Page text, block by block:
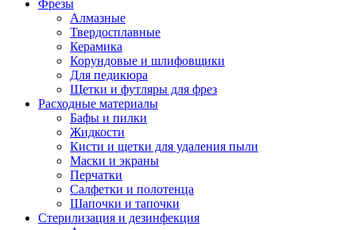
Фрезы
Алмазные
Твердосплавные
Керамика
Корундовые и шлифовщики
Для педикюра
Щетки и футляры для фрез
Расходные материалы
Бафы и пилки
Жидкости
Кисти и щетки для удаления пыли
Маски и экраны
Перчатки
Салфетки и полотенца
Шапочки и тапочки
Стерилизация и дезинфекция